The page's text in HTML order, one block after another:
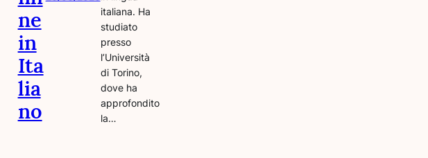
ne
in
Ita
lia
no
italiana. Ha
studiato
presso
l’Università
di Torino,
dove ha
approfondito
la…